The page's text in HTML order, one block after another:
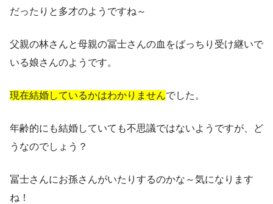
だったりと多才のようですね～
父親の林さんと母親の冨士さんの血をばっちり受け継いで
いる娘さんのようです。
現在結婚しているかはわかりませんでした。
年齢的にも結婚していても不思議ではないようですが、ど
うなのでしょう？
冨士さんにお孫さんがいたりするのかな～気になります
ね！